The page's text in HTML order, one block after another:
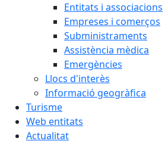
Entitats i associacions
Empreses i comerços
Subministraments
Assistència mèdica
Emergències
Llocs d'interès
Informació geogràfica
Turisme
Web entitats
Actualitat